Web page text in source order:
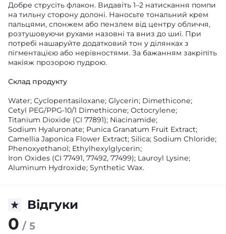
Добре струсіть флакон. Видавіть 1–2 натискання помпи
на тильну сторону долоні. Наносьте тональний крем
пальцями, спонжем або пензлем від центру обличчя,
розтушовуючи рухами назовні та вниз до шиї. При
потребі нашаруйте додатковий тон у ділянках з
пігментацією або нерівностями. За бажанням закріпіть
макіяж прозорою пудрою.
Склад продукту
Water; Cyclopentasiloxane; Glycerin; Dimethicone;
Cetyl PEG/PPG‑10/1 Dimethicone; Octocrylene;
Titanium Dioxide (CI 77891); Niacinamide;
Sodium Hyaluronate; Punica Granatum Fruit Extract;
Camellia Japonica Flower Extract; Silica; Sodium Chloride;
Phenoxyethanol; Ethylhexylglycerin;
Iron Oxides (CI 77491, 77492, 77499); Lauroyl Lysine;
Aluminum Hydroxide; Synthetic Wax.
Відгуки
0 / 5